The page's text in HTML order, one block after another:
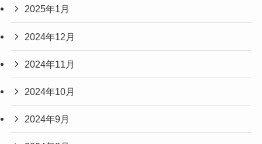
2025年1月
2024年12月
2024年11月
2024年10月
2024年9月